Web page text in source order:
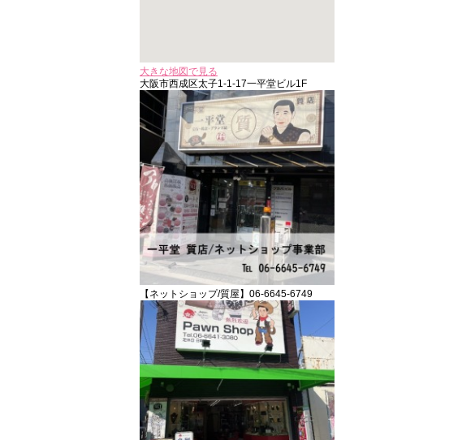
大きな地図で見る
大阪市西成区太子1-1-17一平堂ビル1F
【ネットショップ/質屋】06-6645-6749